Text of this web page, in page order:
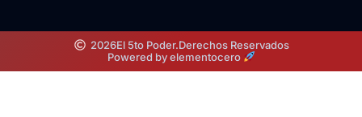
2026El 5to Poder.Derechos Reservados
Powered by elementocero